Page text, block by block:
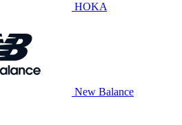
HOKA
New Balance